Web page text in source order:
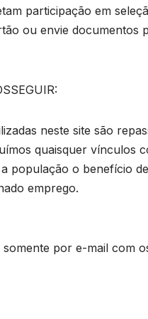
participação em
ou envie documentos
neste site são
quaisquer vínculos
população o benefício
emprego.
por e-mail com